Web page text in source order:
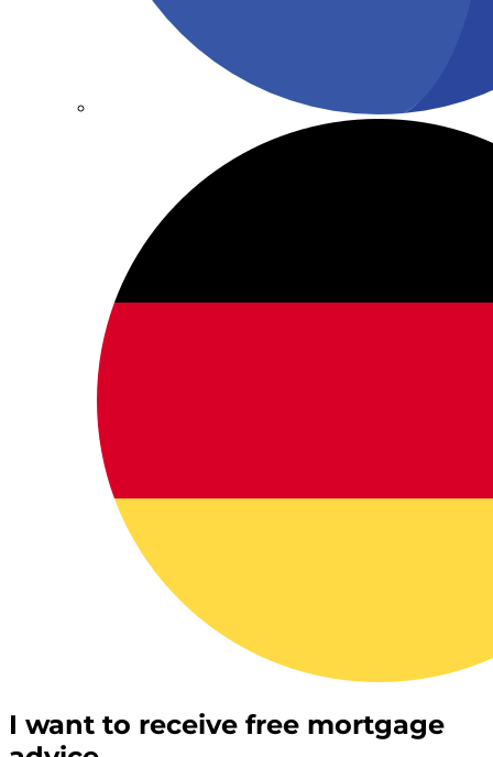
I want to receive free mortgage